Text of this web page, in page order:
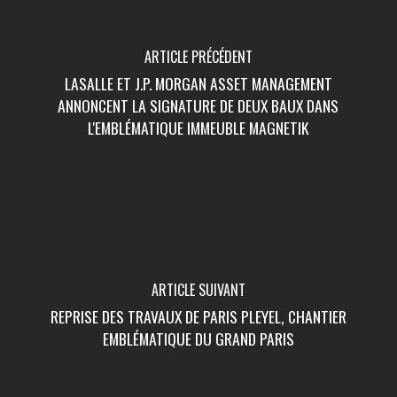
ARTICLE PRÉCÉDENT
LASALLE ET J.P. MORGAN ASSET MANAGEMENT
ANNONCENT LA SIGNATURE DE DEUX BAUX DANS
L'EMBLÉMATIQUE IMMEUBLE MAGNETIK
ARTICLE SUIVANT
REPRISE DES TRAVAUX DE PARIS PLEYEL, CHANTIER
EMBLÉMATIQUE DU GRAND PARIS